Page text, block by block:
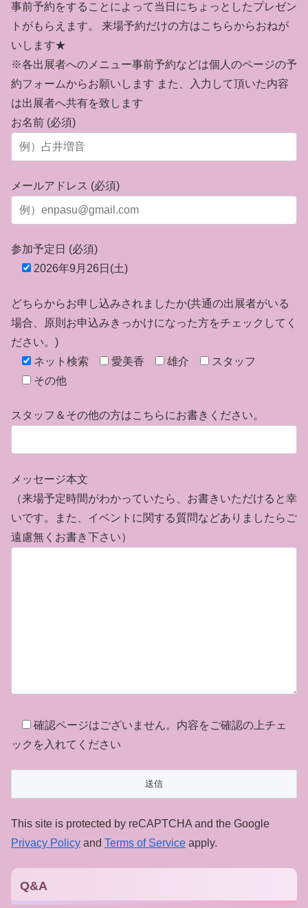
事前予約をすることによって当日にちょっとしたプレゼン
トがもらえます。 来場予約だけの方はこちらからおねが
いします★
※各出展者へのメニュー事前予約などは個人のページの予
約フォームからお願いします また、入力して頂いた内容
は出展者へ共有を致します
お名前 (必須)
メールアドレス (必須)
参加予定日 (必須)
2026年9月26日(土)
どちらからお申し込みされましたか(共通の出展者がいる
場合、原則お申込みきっかけになった方をチェックしてく
ださい。)
ネット検索
愛美香 雄介
スタッフ
その他
スタッフ＆その他の方はこちらにお書きください。
メッセージ本文
（来場予定時間がわかっていたら、お書きいただけると幸
いです。また、イベントに関する質問などありましたらご
遠慮無くお書き下さい）
確認ページはございません。内容をご確認の上チェ
ックを入れてください
This site is protected by reCAPTCHA and the Google
Privacy Policy and Terms of Service apply.
Q&A